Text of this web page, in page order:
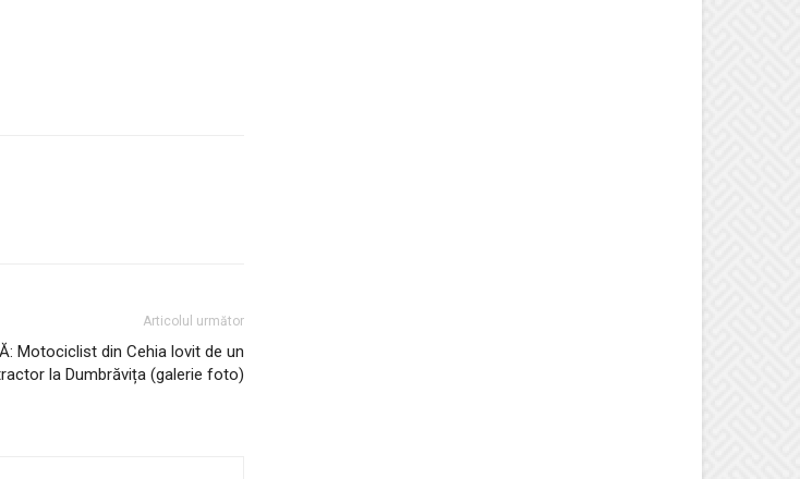
Articolul următor
Motociclist din Cehia lovit de un
la Dumbrăvița (galerie foto)